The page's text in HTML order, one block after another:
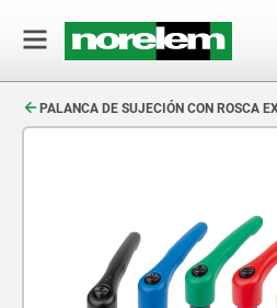
PALANCA DE SUJECIÓN CON ROSCA